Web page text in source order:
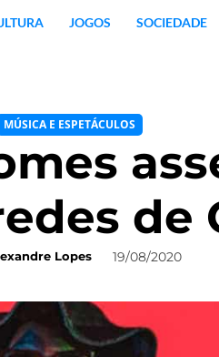
JOGOS SOCIEDADE
MÚSICA E ESPETÁCULOS
de
Lopes 19/08/2020